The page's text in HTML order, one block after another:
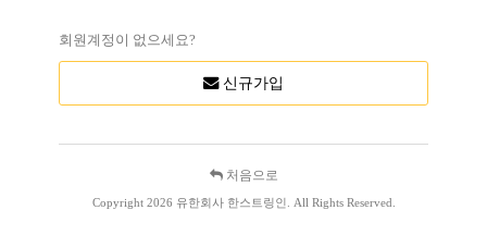
회원계정이 없으세요?
신규가입
처음으로
Copyright 2026 유한회사 한스트링인. All Rights Reserved.